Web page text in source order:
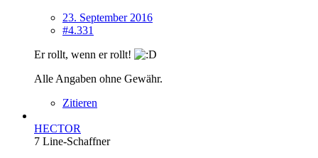
23. September 2016
#4.331
Er rollt, wenn er rollt!
Alle Angaben ohne Gewähr.
Zitieren
HECTOR
7 Line-Schaffner